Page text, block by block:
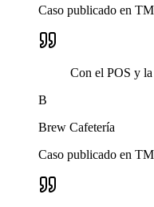
Caso publicado en
Con el POS y
B
Brew Cafetería
Caso publicado en